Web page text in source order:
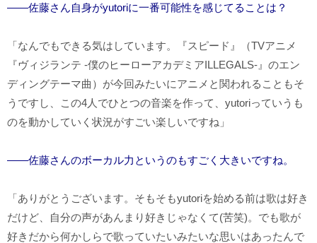
――佐藤さん自身がyutoriに一番可能性を感じてることは？
「なんでもできる気はしています。『スピード』（TVアニメ
『ヴィジランテ -僕のヒーローアカデミアILLEGALS-』のエン
ディングテーマ曲）が今回みたいにアニメと関われることもそ
うですし、この4人でひとつの音楽を作って、yutoriっていうも
のを動かしていく状況がすごい楽しいですね」
――佐藤さんのボーカル力というのもすごく大きいですね。
「ありがとうございます。そもそもyutoriを始める前は歌は好き
だけど、自分の声があんまり好きじゃなくて(苦笑)。でも歌が
好きだから何かしらで歌っていたいみたいな思いはあったんで